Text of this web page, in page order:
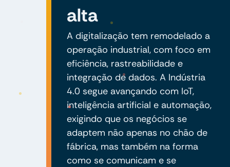
alta
A digitalização tem remodelado a
operação industrial, com foco em
eficiência, rastreabilidade e
integração de dados. A Indústria
4.0 segue avançando com IoT,
inteligência artificial e automação,
exigindo que os negócios se
adaptem não apenas no chão de
fábrica, mas também na forma
como se comunicam e se